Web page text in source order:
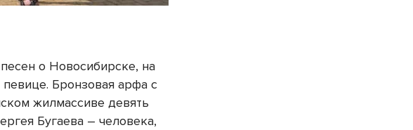
о Новосибирске, на
Бронзовая арфа с
жилмассиве девять
Бугаева – человека,